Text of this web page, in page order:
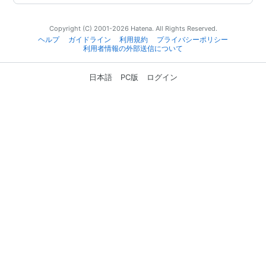
Copyright (C) 2001-2026 Hatena. All Rights Reserved.
ヘルプ
ガイドライン 利用規約
プライバシーポリシー
利用者情報の外部送信について
日本語 PC版 ログイン